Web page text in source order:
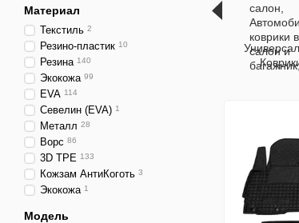
Материал
Текстиль 2
Резино-пластик 10
Резина 140
Экокожа 99
EVA 114
Севелин (EVA) 1
Металл 28
Ворс 86
3D TPE 133
Кожзам АнтиКоготь 3
Экокожа 1
Модель